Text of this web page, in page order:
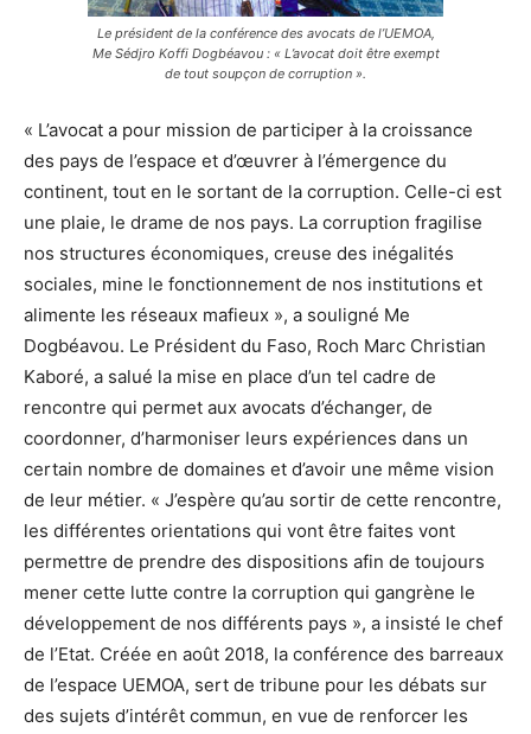
Le président de la conférence des avocats de l’UEMOA,
Me Sédjro Koffi Dogbéavou : « L’avocat doit être exempt
de tout soupçon de corruption ».
« L’avocat a pour mission de participer à la croissance
des pays de l’espace et d’œuvrer à l’émergence du
continent, tout en le sortant de la corruption. Celle-ci est
une plaie, le drame de nos pays. La corruption fragilise
nos structures économiques, creuse des inégalités
sociales, mine le fonctionnement de nos institutions et
alimente les réseaux mafieux », a souligné Me
Dogbéavou. Le Président du Faso, Roch Marc Christian
Kaboré, a salué la mise en place d’un tel cadre de
rencontre qui permet aux avocats d’échanger, de
coordonner, d’harmoniser leurs expériences dans un
certain nombre de domaines et d’avoir une même vision
de leur métier. « J’espère qu’au sortir de cette rencontre,
les différentes orientations qui vont être faites vont
permettre de prendre des dispositions afin de toujours
mener cette lutte contre la corruption qui gangrène le
développement de nos différents pays », a insisté le chef
de l’Etat. Créée en août 2018, la conférence des barreaux
de l’espace UEMOA, sert de tribune pour les débats sur
des sujets d’intérêt commun, en vue de renforcer les